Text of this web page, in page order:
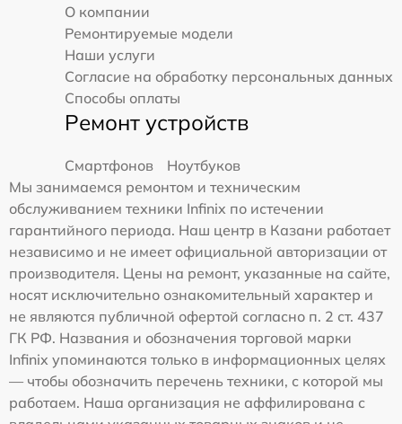
О компании
Ремонтируемые модели
Наши услуги
Согласие на обработку персональных данных
Способы оплаты
Ремонт устройств
Смартфонов
Ноутбуков
Мы занимаемся ремонтом и техническим
обслуживанием техники Infinix по истечении
гарантийного периода. Наш центр в Казани работает
независимо и не имеет официальной авторизации от
производителя. Цены на ремонт, указанные на сайте,
носят исключительно ознакомительный характер и
не являются публичной офертой согласно п. 2 ст. 437
ГК РФ. Названия и обозначения торговой марки
Infinix упоминаются только в информационных целях
— чтобы обозначить перечень техники, с которой мы
работаем. Наша организация не аффилирована с